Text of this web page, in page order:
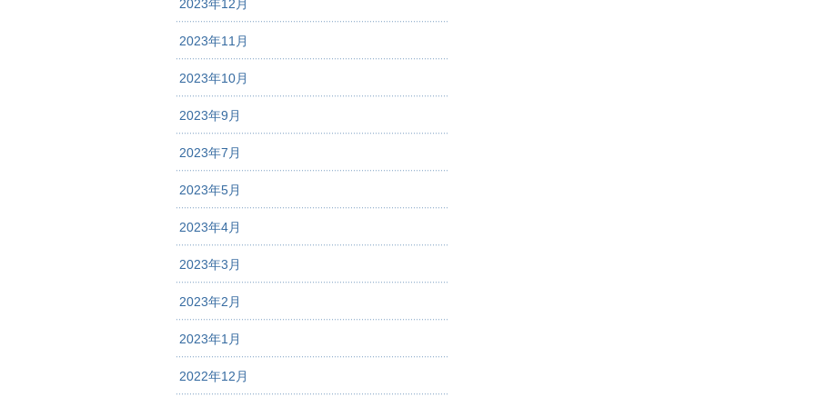
2023年12月
2023年11月
2023年10月
2023年9月
2023年7月
2023年5月
2023年4月
2023年3月
2023年2月
2023年1月
2022年12月